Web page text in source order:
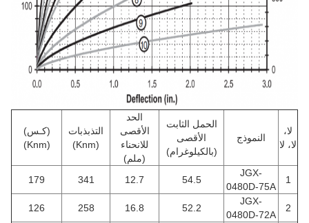
لا،
لا، لا
النموذج
الحمل الثابت
الأقصى
(بالكيلوغرام)
الحد
الأقصى
للانحناء
(ملم)
التذبذبات
(كـس)
JGX-
0480D-75A
54.5
12.7
341
179
2
JGX-
0480D-72A
52.2
16.8
258
126